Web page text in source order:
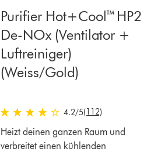
Purifier Hot+Cool™ HP2
De-NOx (Ventilator +
Luftreiniger)
(Weiss/Gold)
4.2 stars out of 5 from 112 Bewertungen
4.2/5(112)
Heizt deinen ganzen Raum und
verbreitet einen kühlenden